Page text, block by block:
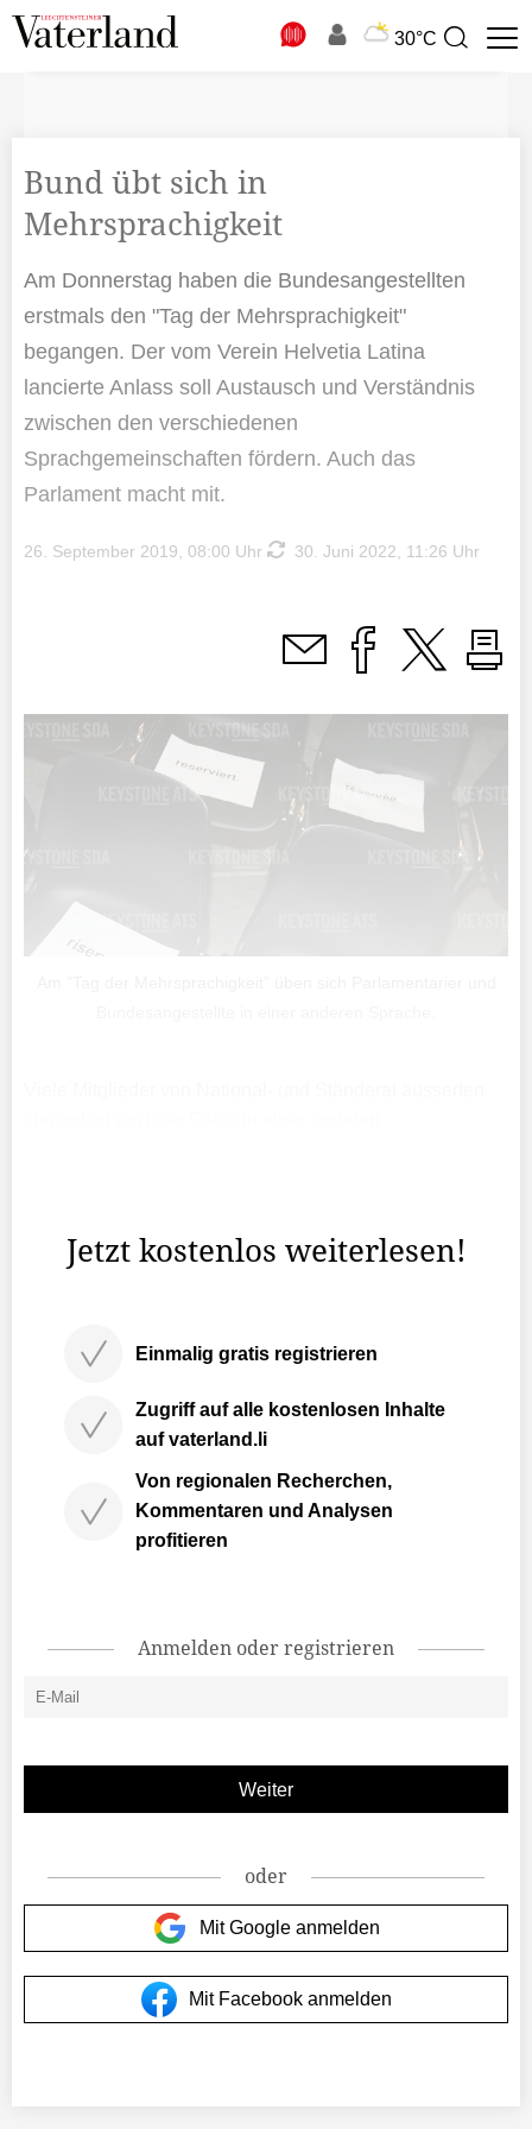
30°C
Suchbegriff
Bund übt sich in
Mehrsprachigkeit
Am Donnerstag haben die Bundesangestellten
erstmals den "Tag der Mehrsprachigkeit"
begangen. Der vom Verein Helvetia Latina
lancierte Anlass soll Austausch und Verständnis
zwischen den verschiedenen
Sprachgemeinschaften fördern. Auch das
Parlament macht mit.
26. September 2019, 08:00 Uhr 30. Juni 2022, 11:26 Uhr
Jetzt kostenlos weiterlesen!
Einmalig gratis registrieren
Zugriff auf alle kostenlosen Inhalte
auf vaterland.li
Von regionalen Recherchen,
Kommentaren und Analysen
profitieren
Anmelden oder registrieren
oder
Mit Google anmelden
Mit Facebook anmelden